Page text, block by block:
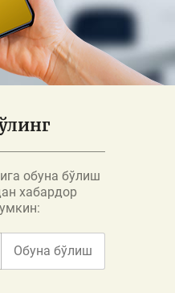
обуна бўлиш
хабардор
Обуна бўлиш